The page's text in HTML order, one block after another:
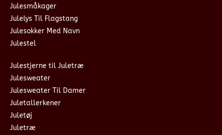
Julesmåkager
Julelys Til Flagstang
Julesokker Med Navn
Julestel
Julestjerne til Juletræ
Julesweater
Julesweater Til Damer
Juletallerkener
Juletøj
Juletræ